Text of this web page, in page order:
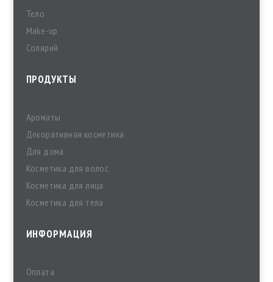
Тело
Make-up
Солярий
ПРОДУКТЫ
Ароматы
Декоративная косметика
Для дома
Косметика для волос
Косметика для лица
Косметика для тела
ИНФОРМАЦИЯ
Оплата